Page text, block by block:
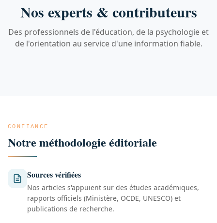
Nos experts & contributeurs
Des professionnels de l'éducation, de la psychologie et
de l'orientation au service d'une information fiable.
CONFIANCE
Notre méthodologie éditoriale
Sources vérifiées
Nos articles s'appuient sur des études académiques,
rapports officiels (Ministère, OCDE, UNESCO) et
publications de recherche.